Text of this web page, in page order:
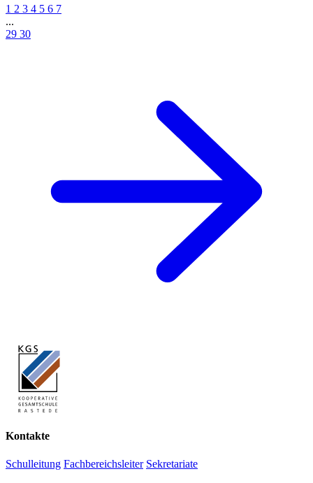
1 2 3 4 5 6 7
...
29 30
Kontakte
Schulleitung Fachbereichsleiter Sekretariate